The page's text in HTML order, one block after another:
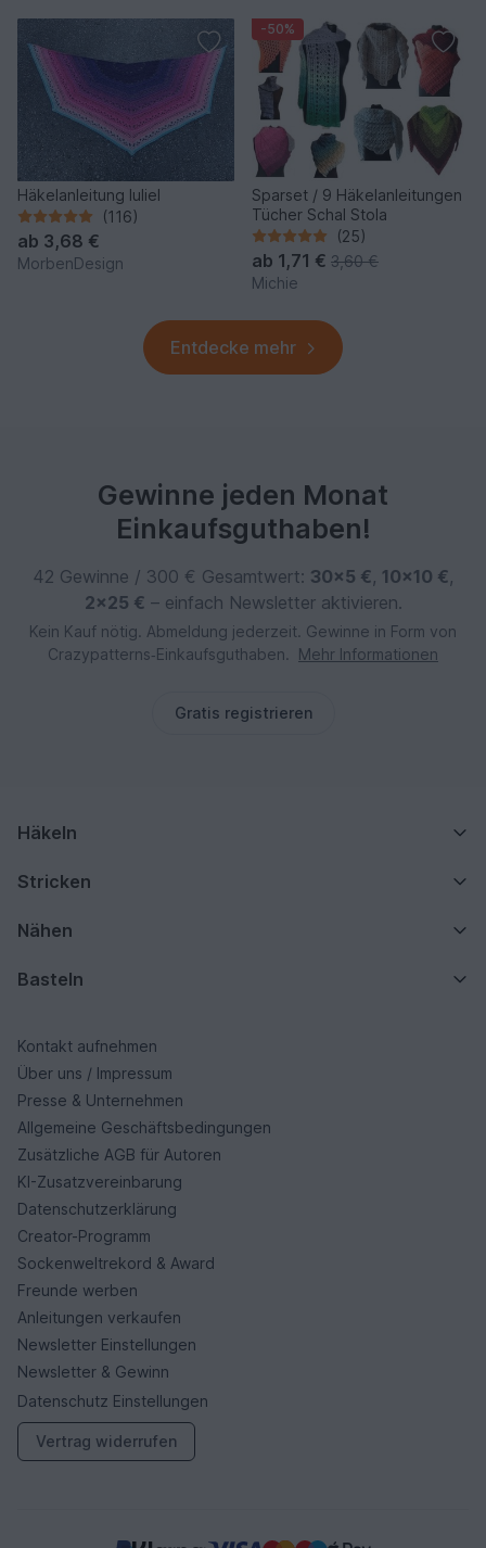
Häkelanleitung Iuliel
(116)
ab 3,68 €
MorbenDesign
-50%
Sparset / 9 Häkelanleitungen
Tücher Schal Stola
(25)
ab 1,71 € 3,60 €
Michie
Entdecke mehr
Gewinne jeden Monat
Einkaufsguthaben!
42 Gewinne / 300 € Gesamtwert: 30×5 €, 10×10 €,
2×25 € – einfach Newsletter aktivieren.
Kein Kauf nötig. Abmeldung jederzeit. Gewinne in Form von
Crazypatterns‑Einkaufsguthaben.
Mehr Informationen
Gratis registrieren
Häkeln
Stricken
Nähen
Basteln
Kontakt aufnehmen
Über uns / Impressum
Presse & Unternehmen
Allgemeine Geschäftsbedingungen
Zusätzliche AGB für Autoren
KI-Zusatzvereinbarung
Datenschutzerklärung
Creator-Programm
Sockenweltrekord & Award
Freunde werben
Anleitungen verkaufen
Newsletter Einstellungen
Newsletter & Gewinn
Datenschutz Einstellungen
Vertrag widerrufen